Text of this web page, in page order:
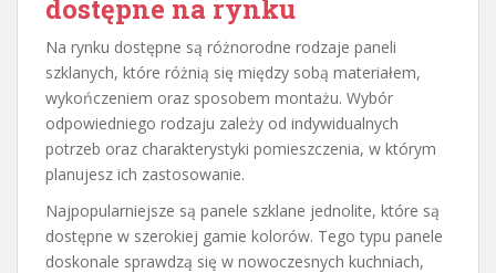
dostępne na rynku
Na rynku dostępne są różnorodne rodzaje paneli
szklanych, które różnią się między sobą materiałem,
wykończeniem oraz sposobem montażu. Wybór
odpowiedniego rodzaju zależy od indywidualnych
potrzeb oraz charakterystyki pomieszczenia, w którym
planujesz ich zastosowanie.
Najpopularniejsze są panele szklane jednolite, które są
dostępne w szerokiej gamie kolorów. Tego typu panele
doskonale sprawdzą się w nowoczesnych kuchniach,